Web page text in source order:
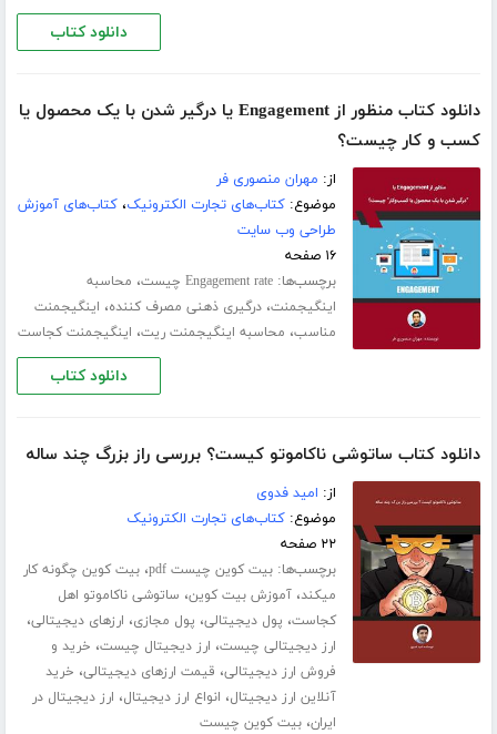
دانلود کتاب
دانلود کتاب منظور از Engagement یا درگیر شدن با یک محصول یا
کسب و کار چیست؟
از: مهران منصوری فر
موضوع:کتاب‌های تجارت الکترونیک،کتاب‌های آموزش
طراحی وب سایت
۱۶ صفحه
برچسب‌ها:Engagement rate چیست ، محاسبه
اینگیجمنت،درگیری ذهنی مصرف کننده، اینگیجمنت
مناسب، محاسبه اینگیجمنت ریت، اینگیجمنت کجاست
دانلود کتاب
دانلود کتاب ساتوشی ناکاموتو کیست؟ بررسی راز بزرگ چند ساله
از: امید فدوی
موضوع:کتاب‌های تجارت الکترونیک
۲۲ صفحه
برچسب‌ها:بیت کوین چیست pdf ،بیت کوین چگونه کار
میکند،آموزش بیت کوین، ساتوشی ناکاموتو اهل
کجاست، پول دیجیتالی، پول مجازی، ارزهای دیجیتالی،
ارز دیجیتالی چیست، ارز دیجیتال چیست، خرید و
فروش ارز دیجیتالی، قیمت ارزهای دیجیتالی، خرید
آنلاین ارز دیجیتال، انواع ارز دیجیتال، ارز دیجیتال در
ایران،بیت کوین چیست